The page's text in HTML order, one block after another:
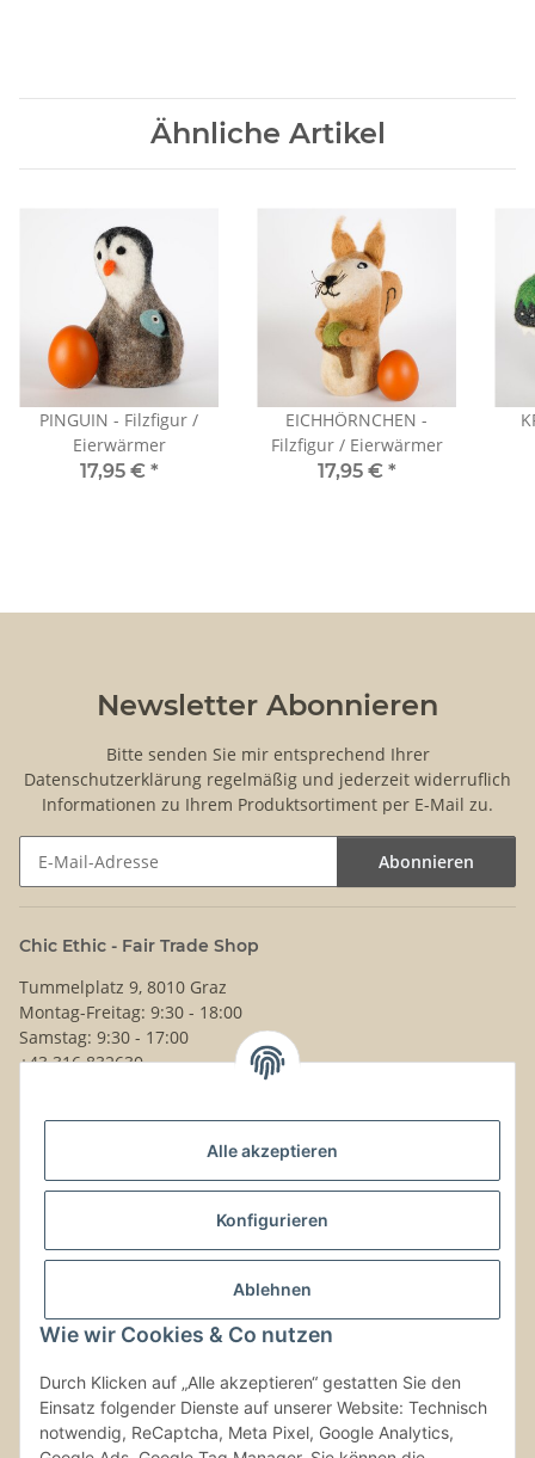
Alle akzeptieren
Konfigurieren
Ablehnen
Wie wir Cookies & Co nutzen
Durch Klicken auf „Alle akzeptieren“ gestatten Sie den
Einsatz folgender Dienste auf unserer Website: Technisch
notwendig, ReCaptcha, Meta Pixel, Google Analytics,
Ähnliche Artikel
PINGUIN - Filzfigur /
Eierwärmer
17,95 € *
EICHHÖRNCHEN -
Filzfigur / Eierwärmer
17,95 € *
Newsletter Abonnieren
Bitte senden Sie mir entsprechend Ihrer
Datenschutzerklärung regelmäßig und jederzeit widerruflich
Informationen zu Ihrem Produktsortiment per E-Mail zu.
Abonnieren
Chic Ethic - Fair Trade Shop
Tummelplatz 9, 8010 Graz
Montag-Freitag: 9:30 - 18:00
Samstag: 9:30 - 17:00
+43 316 832630
Kontaktinformationen
Vertrag widerrufen